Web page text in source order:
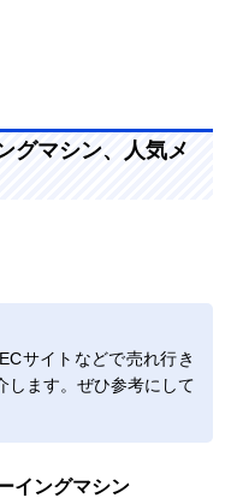
グマシン、人気メ
サイトなどで売れ行き
します。ぜひ参考にして
イングマシン